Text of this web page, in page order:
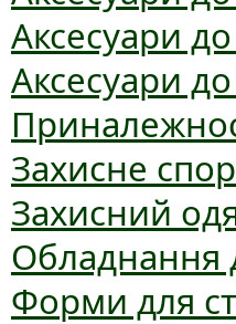
Аксесуари
Аксесуари до
Захисне
Захисний
Обладнання
Форми для